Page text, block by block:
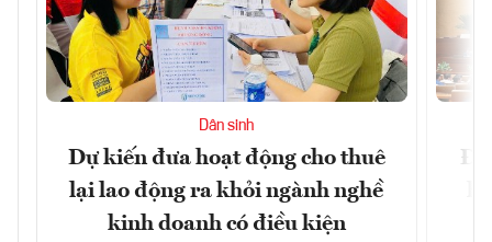
Dân sinh
Dự kiến đưa hoạt động cho thuê
lại lao động ra khỏi ngành nghề
kinh doanh có điều kiện
Đề